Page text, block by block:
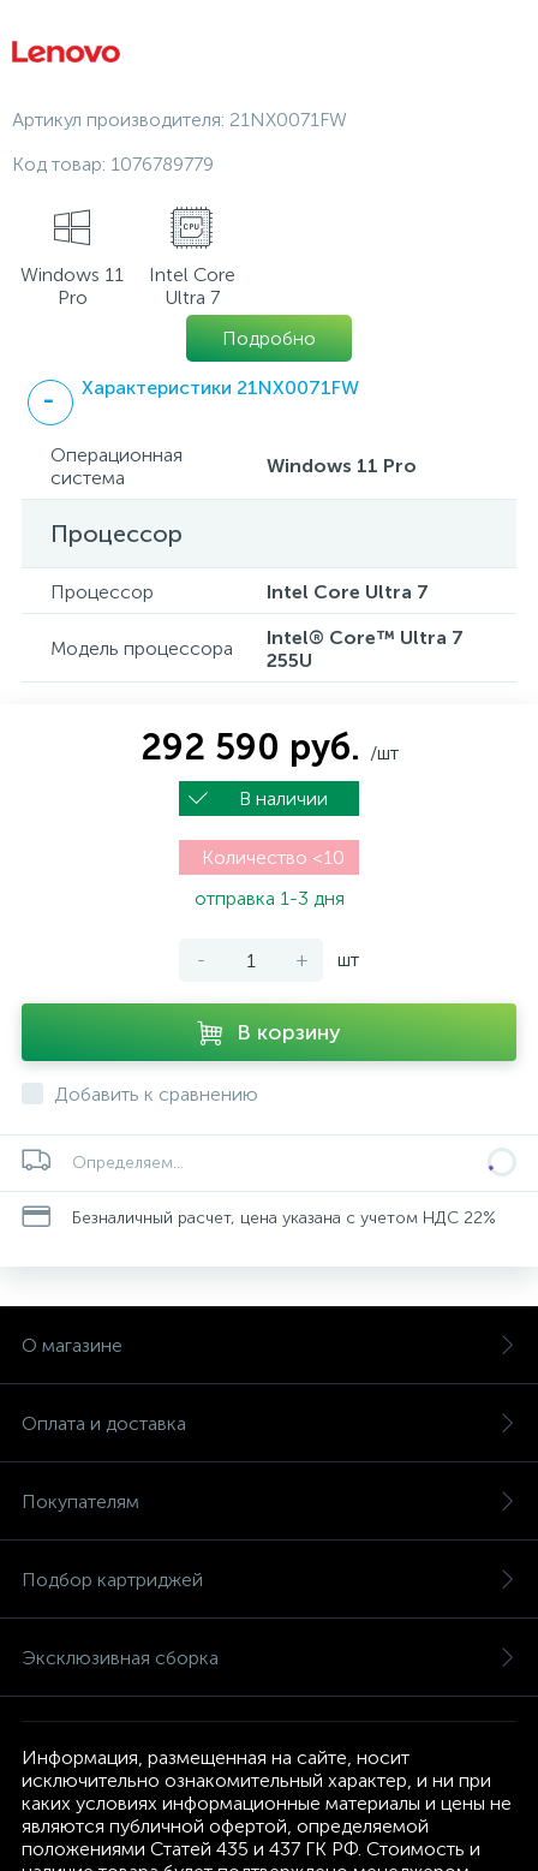
Артикул производителя: 21NX0071FW
Код товар: 1076789779
Windows 11
Pro
Intel Core
Ultra 7
Подробно
Характеристики 21NX0071FW
Операционная
система
Windows 11 Pro
Процессор
Процессор Intel Core Ultra 7
Модель процессора
Intel® Core™ Ultra 7
255U
292 590 руб. /шт
В наличии
Количество <10
отправка 1-3 дня
- + шт
В корзину
Добавить к сравнению
Определяем...
Безналичный расчет, цена указана с учетом НДС 22%
О магазине
Оплата и доставка
Покупателям
Подбор картриджей
Эксклюзивная сборка
Информация, размещенная на сайте, носит
исключительно ознакомительный характер, и ни при
каких условиях информационные материалы и цены не
являются публичной офертой, определяемой
положениями Статей 435 и 437 ГК РФ. Стоимость и